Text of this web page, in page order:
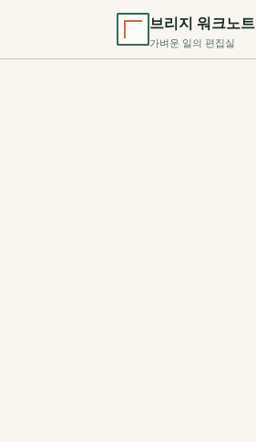
브리지 워크노트
가벼운 일의 편집실